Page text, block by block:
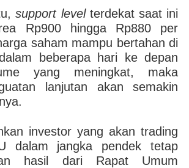
support levelterdekat saat ini
Rp900 hingga Rp880 per
saham mampu bertahan di
beberapa hari ke depan
yang meningkat, maka
lanjutan akan semakin
investor yang akan trading
dalam jangka pendek tetap
hasil dari Rapat Umum